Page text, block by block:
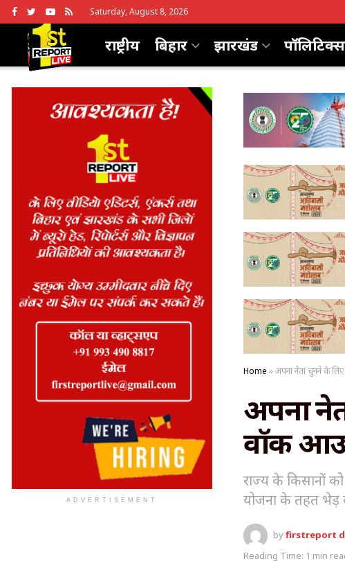
Saturday, August 8, 2026
राष्ट्रीय बिहार झारखंड पॉलिटिक्स
Home »अपना नेता चुनने के लिए
अपना
वॉक आउट
राज्य के किसानों
योजना के तहत भेड़
byfirstreport
Reading Time: 1 min
ADVERTISEMENT